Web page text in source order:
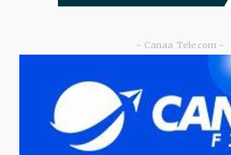
- Canaa Telecom -